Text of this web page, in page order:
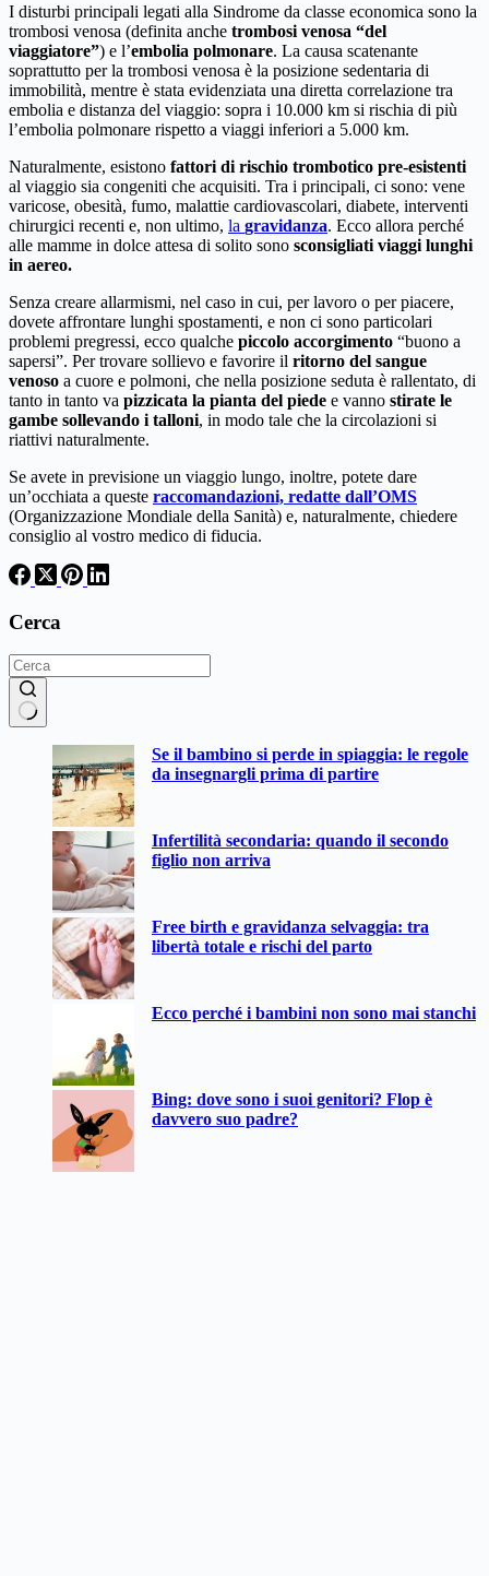
I disturbi principali legati alla Sindrome da classe economica sono la
trombosi venosa (definita anche trombosi venosa “del
viaggiatore”) e l’embolia polmonare. La causa scatenante
soprattutto per la trombosi venosa è la posizione sedentaria di
immobilità, mentre è stata evidenziata una diretta correlazione tra
embolia e distanza del viaggio: sopra i 10.000 km si rischia di più
l’embolia polmonare rispetto a viaggi inferiori a 5.000 km.
Naturalmente, esistono fattori di rischio trombotico pre-esistenti
al viaggio sia congeniti che acquisiti. Tra i principali, ci sono: vene
varicose, obesità, fumo, malattie cardiovascolari, diabete, interventi
chirurgici recenti e, non ultimo, la gravidanza. Ecco allora perché
alle mamme in dolce attesa di solito sono sconsigliati viaggi lunghi
in aereo.
Senza creare allarmismi, nel caso in cui, per lavoro o per piacere,
dovete affrontare lunghi spostamenti, e non ci sono particolari
problemi pregressi, ecco qualche piccolo accorgimento “buono a
sapersi”. Per trovare sollievo e favorire il ritorno del sangue
venoso a cuore e polmoni, che nella posizione seduta è rallentato, di
tanto in tanto va pizzicata la pianta del piede e vanno stirate le
gambe sollevando i talloni, in modo tale che la circolazioni si
riattivi naturalmente.
Se avete in previsione un viaggio lungo, inoltre, potete dare
un’occhiata a queste raccomandazioni, redatte dall’OMS
(Organizzazione Mondiale della Sanità) e, naturalmente, chiedere
consiglio al vostro medico di fiducia.
Cerca
Se il bambino si perde in spiaggia: le regole
da insegnargli prima di partire
Infertilità secondaria: quando il secondo
figlio non arriva
Free birth e gravidanza selvaggia: tra
libertà totale e rischi del parto
Ecco perché i bambini non sono mai stanchi
Bing: dove sono i suoi genitori? Flop è
davvero suo padre?